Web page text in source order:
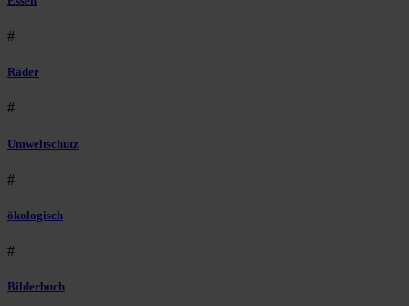
#
Räder
#
Umweltschutz
#
ökologisch
#
Bilderbuch